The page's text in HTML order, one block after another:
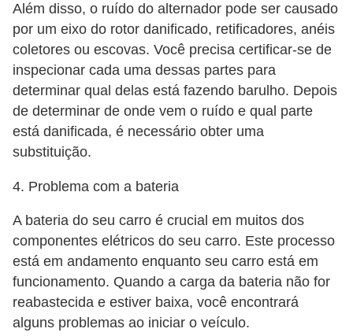
Além disso, o ruído do alternador pode ser causado
por um eixo do rotor danificado, retificadores, anéis
coletores ou escovas. Você precisa certificar-se de
inspecionar cada uma dessas partes para
determinar qual delas está fazendo barulho. Depois
de determinar de onde vem o ruído e qual parte
está danificada, é necessário obter uma
substituição.
4. Problema com a bateria
A bateria do seu carro é crucial em muitos dos
componentes elétricos do seu carro. Este processo
está em andamento enquanto seu carro está em
funcionamento. Quando a carga da bateria não for
reabastecida e estiver baixa, você encontrará
alguns problemas ao iniciar o veículo.
g
V
e
í
c
u
l
o
l
é
t
r